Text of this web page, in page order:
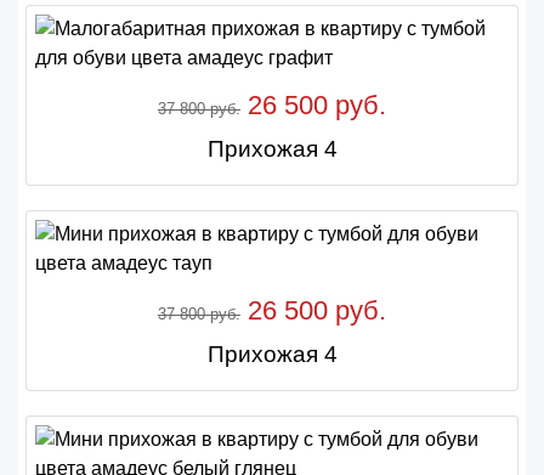
37 800 руб. 26 500 руб.
Прихожая 4
37 800 руб. 26 500 руб.
Прихожая 4